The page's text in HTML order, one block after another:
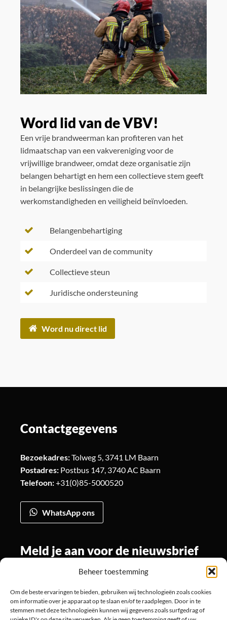
Beheer toestemming
Om de beste ervaringen te bieden, gebruiken wij technologieën zoals cookies
om informatie over je apparaat op te slaan en/of te raadplegen. Door in te
stemmen met deze technologieën kunnen wij gegevens zoals surfgedrag of
Word lid van de VBV!
Een vrije brandweerman kan profiteren van het
lidmaatschap van een vakvereniging voor de
vrijwillige brandweer, omdat deze organisatie zijn
belangen behartigt en hem een collectieve stem geeft
in belangrijke beslissingen die de
werkomstandigheden en veiligheid beïnvloeden.
Belangenbehartiging
Onderdeel van de community
Collectieve steun
Juridische ondersteuning
Word nu direct lid
Contactgegevens
Bezoekadres:Tolweg 5, 3741 LM Baarn
Postadres: Postbus 147, 3740 AC Baarn
Telefoon:+31(0)85-5000520
WhatsApp ons
Meld je aan voor de nieuwsbrief
Volg ons